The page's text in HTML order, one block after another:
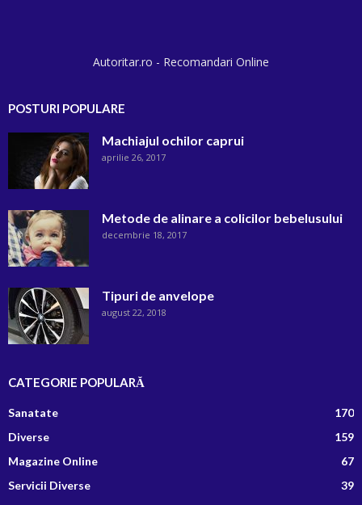
Autoritar.ro - Recomandari Online
POSTURI POPULARE
Machiajul ochilor caprui
aprilie 26, 2017
Metode de alinare a colicilor bebelusului
decembrie 18, 2017
Tipuri de anvelope
august 22, 2018
CATEGORIE POPULARĂ
Sanatate
170
Diverse
159
Magazine Online
67
Servicii Diverse
39